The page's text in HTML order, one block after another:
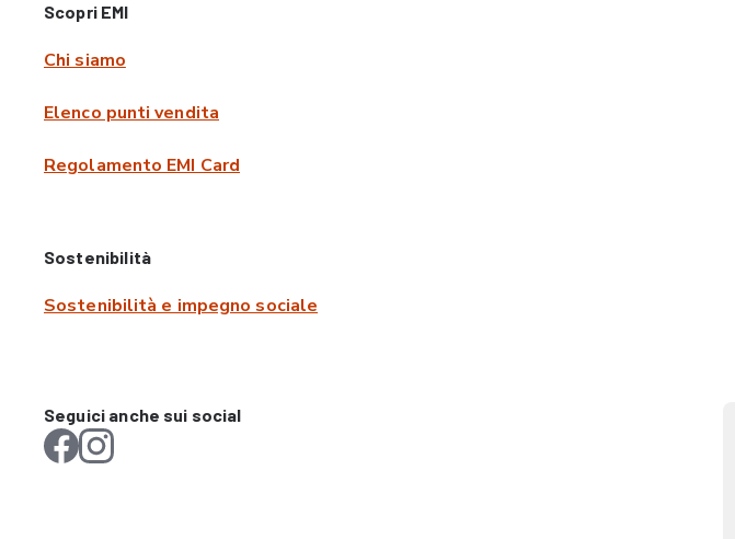
Scopri EMI
Chi siamo
Elenco punti vendita
Regolamento EMI Card
Sostenibilità
Sostenibilità e impegno sociale
Seguici anche sui social